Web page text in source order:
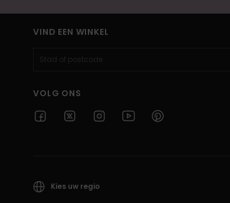
VIND EEN WINKEL
VOLG ONS
Kies uw regio